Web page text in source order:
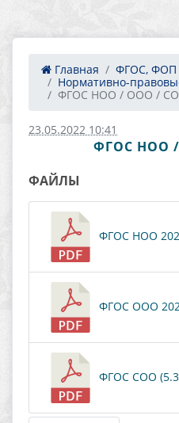
Главная
ФГОС, ФОП
Нормативно-
ФГОС НОО / ООО /
23.05.2022 10:41
ФГОС НОО
ФАЙЛЫ
ФГОС НОО
ФГОС ООО
ФГОС СОО